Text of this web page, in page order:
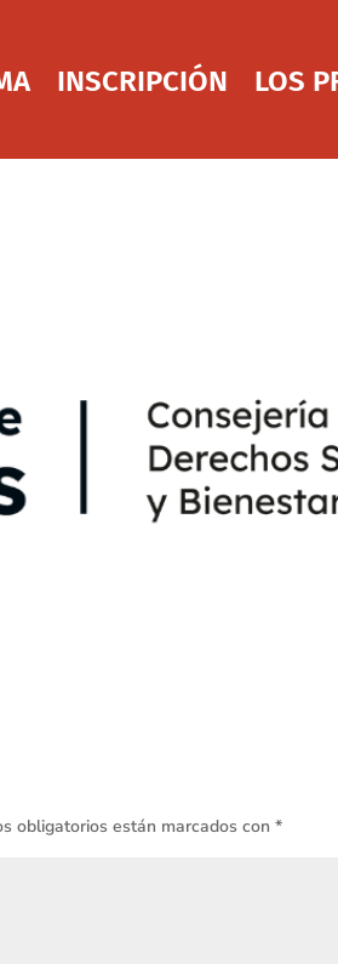
INSCRIPCIÓN LOS
obligatorios están marcados con*